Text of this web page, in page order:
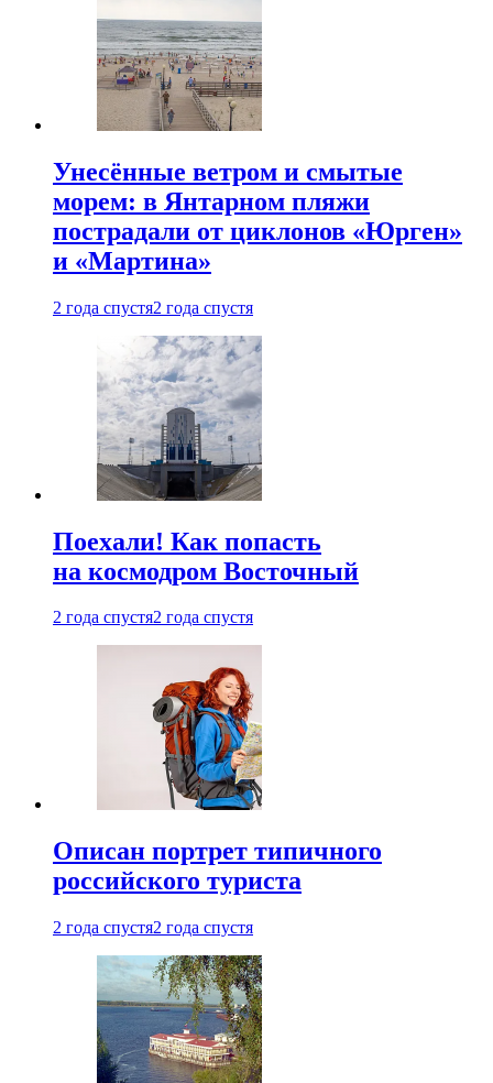
Унесённые ветром и смытые
морем: в Янтарном пляжи
пострадали от циклонов «Юрген»
и «Мартина»
2 года спустя2 года спустя
Поехали! Как попасть
на космодром Восточный
2 года спустя2 года спустя
Описан портрет типичного
российского туриста
2 года спустя2 года спустя